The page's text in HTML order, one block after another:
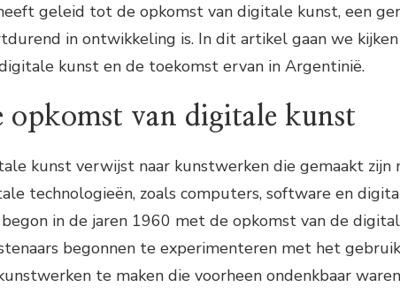
geleid tot de opkomst van digitale kunst, een
in ontwikkeling is. In dit artikel gaan we
kunst en de toekomst ervan in Argentinië.
opkomst van digitale kunst
kunst verwijst naar kunstwerken die gemaakt zijn
technologieën, zoals computers, software en
in de jaren 1960 met de opkomst van de
begonnen te experimenteren met het
te maken die voorheen ondenkbaar